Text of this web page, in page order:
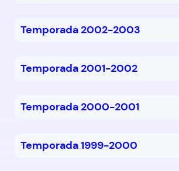
Temporada 2002-2003
Temporada 2001-2002
Temporada 2000-2001
Temporada 1999-2000